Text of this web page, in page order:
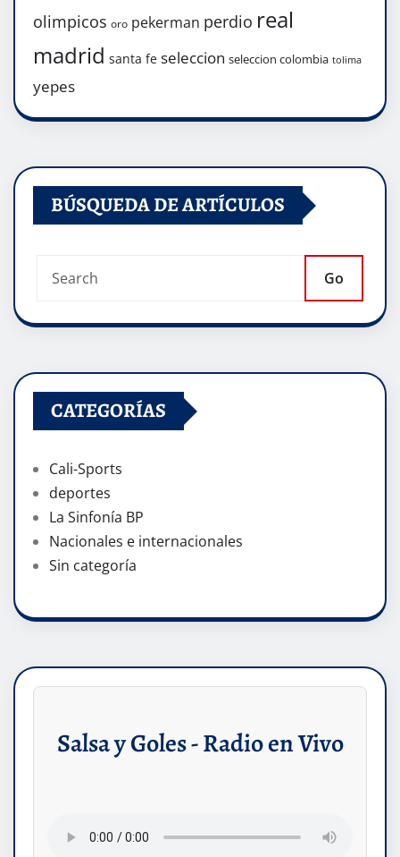
olimpicos oro pekerman perdio real
madrid santa fe seleccion seleccion colombia tolima
yepes
BÚSQUEDA DE ARTÍCULOS
Go
CATEGORÍAS
Cali-Sports
deportes
La Sinfonía BP
Nacionales e internacionales
Sin categoría
Salsa y Goles - Radio en Vivo